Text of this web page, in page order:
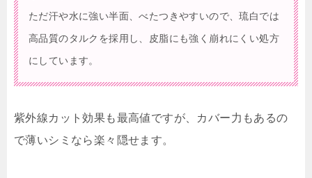
ただ汗や水に強い半面、べたつきやすいので、琉白では
高品質のタルクを採用し、皮脂にも強く崩れにくい処方
にしています。
紫外線カット効果も最高値ですが、 カバー力もあるの
で薄いシミなら楽々隠せます。